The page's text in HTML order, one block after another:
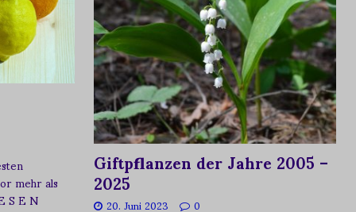
mehr als
S E N
Giftpflanzen der Jahre 2005 –
2025
20. Juni 2023 0